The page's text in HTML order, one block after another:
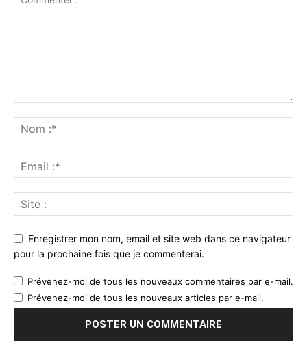
Enregistrer mon nom, email et site web dans ce navigateur
pour la prochaine fois que je commenterai.
Prévenez-moi de tous les nouveaux commentaires par e-mail.
Prévenez-moi de tous les nouveaux articles par e-mail.